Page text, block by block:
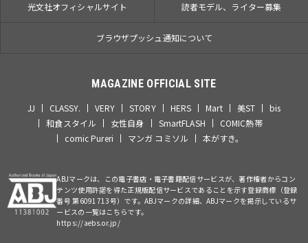
光文社オフィシャルサイト 読者モデル、ライター募集
ブラウザプッシュ通知について
MAGAZINE OFFICIAL SITE
JJ CLASSY. VERY STORY HERS Mart 美ST
bis
和食スタイル
女性自身 SmartFLASH
COMIC熱帯
comic Pureri
マンガ コミソル 本がすき。
ABJマークは、この電子書店・電子書籍配信サービスが、著作権者からコン
テンツ使用許諾を得た正規版配信サービスであることを示す登録商標（登録
番号 第6091713号）です。ABJマークの詳細、ABJマークを掲示しているサ
ービスの一覧はこちらです。
https://aebs.or.jp/